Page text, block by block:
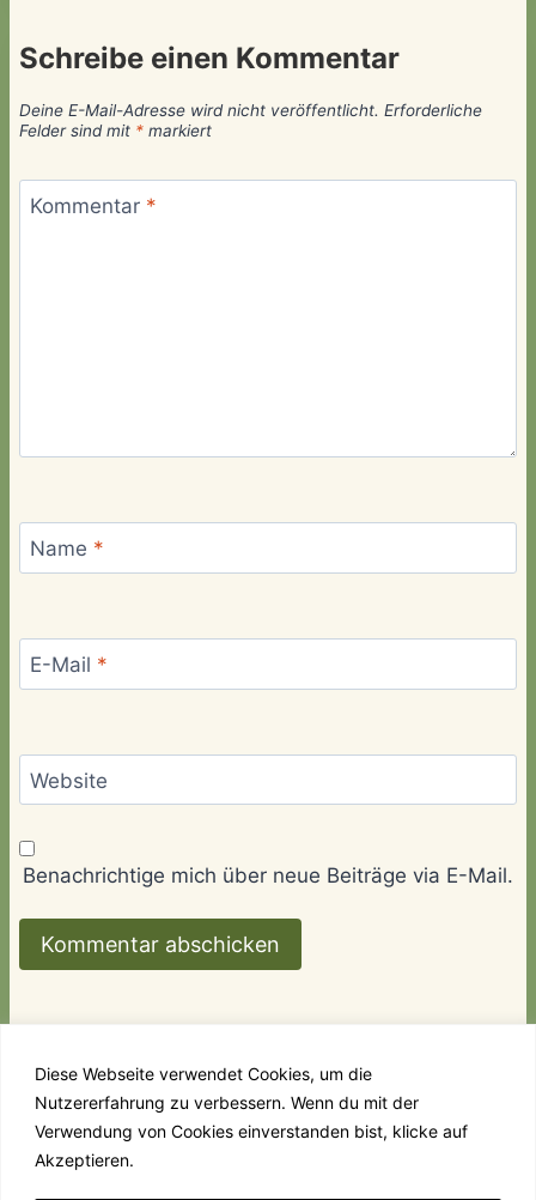
Diese Webseite verwendet Cookies, um die
Nutzererfahrung zu verbessern. Wenn du mit der
Verwendung von Cookies einverstanden bist, klicke auf
Akzeptieren.
Schreibe einen Kommentar
Deine E-Mail-Adresse wird nicht veröffentlicht. Erforderliche
Felder sind mit * markiert
Kommentar *
Name *
E-Mail *
Website
Benachrichtige mich über neue Beiträge via E-Mail.
Links Kontakt Impressum & Datenschutz